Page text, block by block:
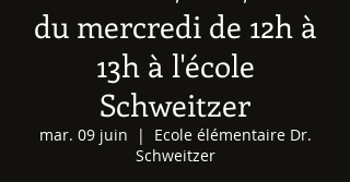
du mercredi de 12h à
13h à l'école
Schweitzer
mar. 09 juin
  |
Ecole élémentaire Dr.
Schweitzer